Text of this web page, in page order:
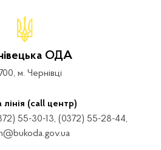
ОДА
м. Чернівці
лінія (call центр)
55-30-13, (0372) 55-28-44,